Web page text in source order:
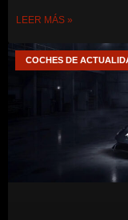
LEER MÁS »
COCHES DE